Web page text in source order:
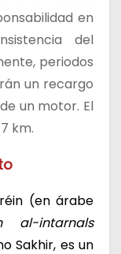
en
del
periodos
un recargo
un motor. El
km.
(en árabe
al-intarnals
Sakhir, es un